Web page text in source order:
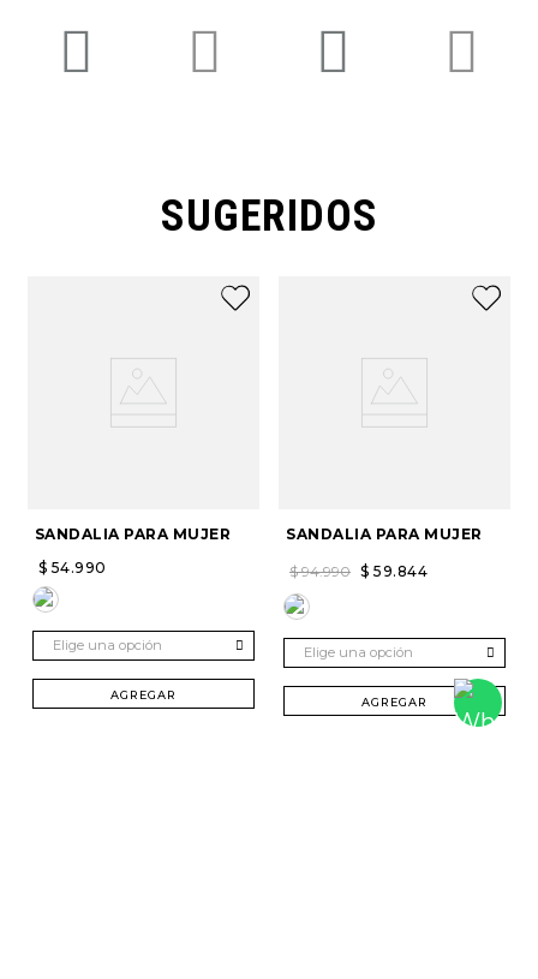
SUGERIDOS
SANDALIA PARA MUJER
$ 54.990
Elige una opción
AGREGAR
SANDALIA PARA MUJER
$ 94.990 $ 59.844
Elige una opción
AGREGAR